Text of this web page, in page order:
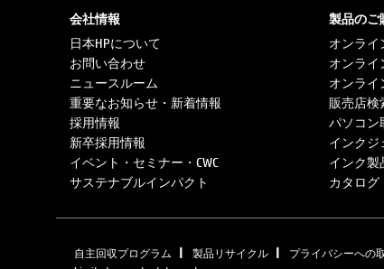
会社情報
日本HPについて
お問い合わせ
ニュースルーム
重要なお知らせ・新着情報
採用情報
新卒採用情報
イベント・セミナー・CWC
サステナブルインパクト
製品のご
オンライ
オンライ
オンライ
販売店検
パソコン
インクジ
インク製
カタログ
自主回収プログラム | 製品リサイクル | プライバシーへの